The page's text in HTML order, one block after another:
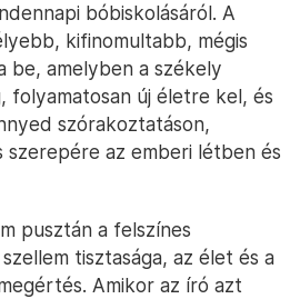
bóbiskolásáról. A
kifinomultabb, mégis
be, amelyben a székely
folyamatosan új életre kel, és
szórakoztatáson,
szerepére az emberi létben és
pusztán a felszínes
tisztasága, az élet és a
Amikor az író azt